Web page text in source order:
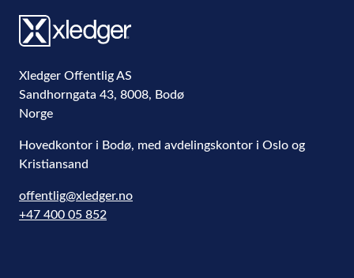
Xledger Offentlig AS
Sandhorngata 43, 8008, Bodø
Norge
Hovedkontor i Bodø, med avdelingskontor i Oslo og
Kristiansand
offentlig@xledger.no
+47 400 05 852